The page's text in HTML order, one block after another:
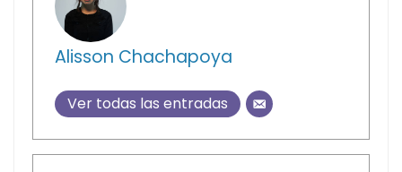
Alisson Chachapoya
Ver todas las entradas